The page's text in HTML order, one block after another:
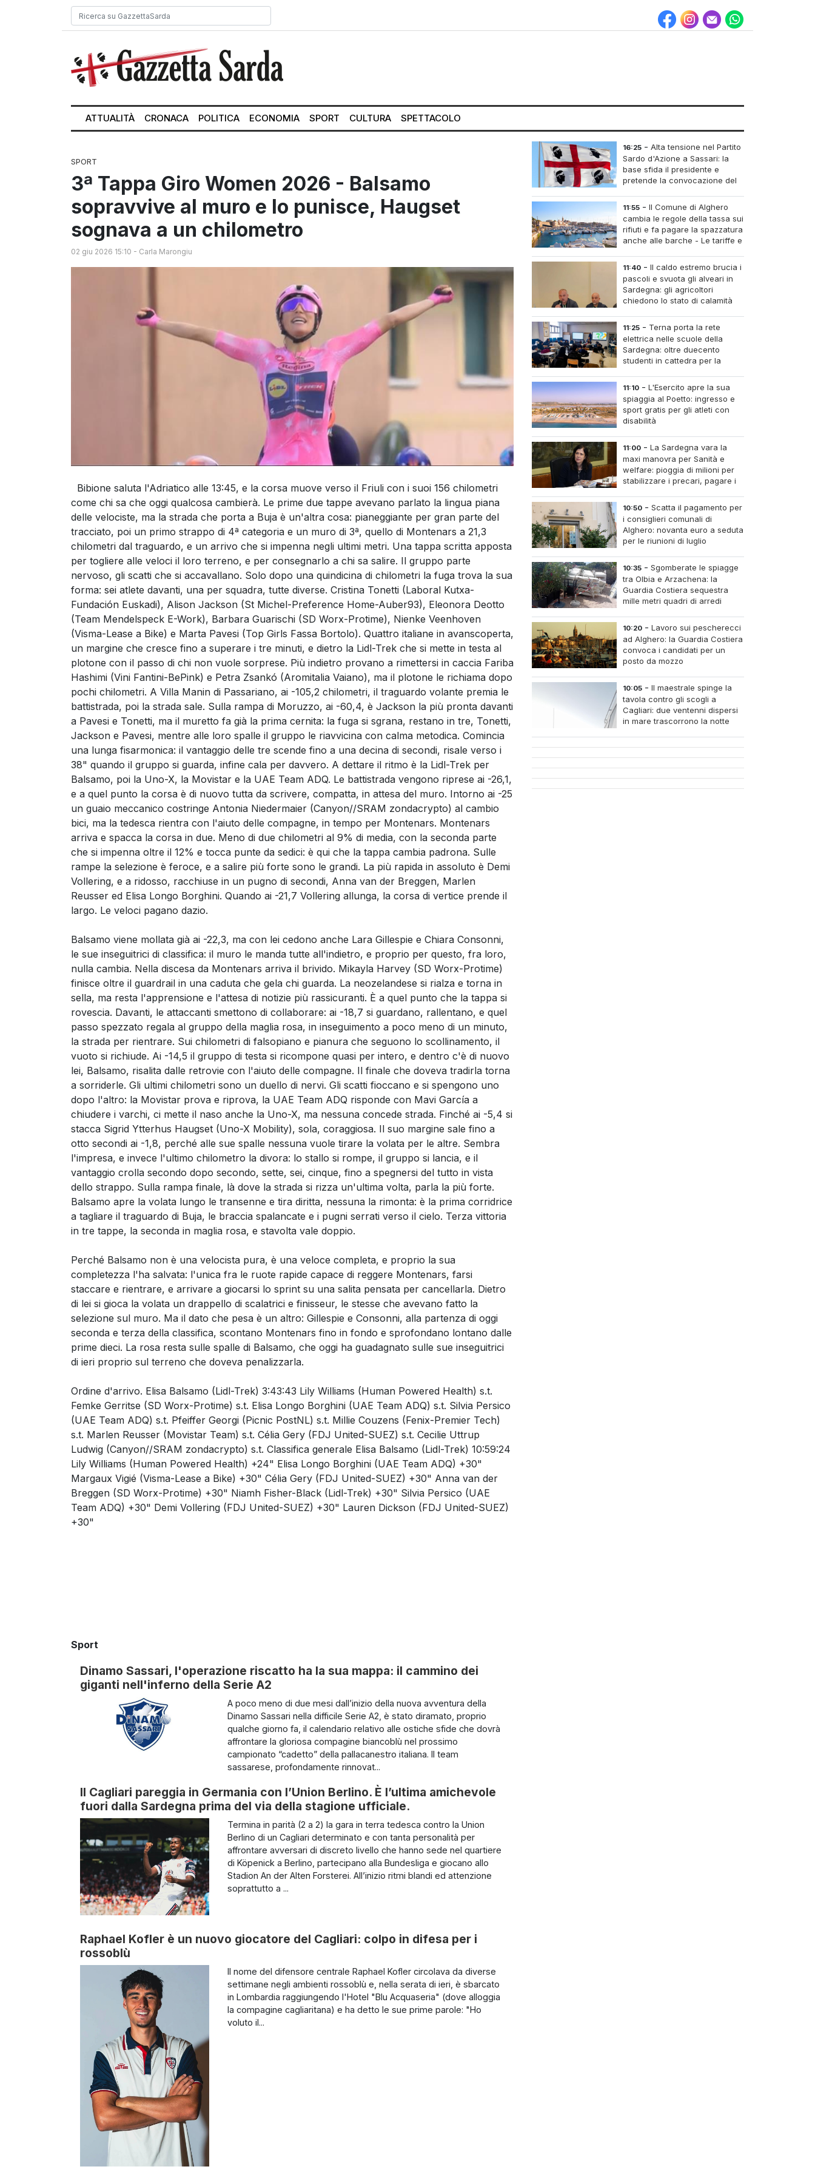
ATTUALITÀ CRONACA POLITICA ECONOMIA SPORT CULTURA SPETTACOLO
SPORT
3ª Tappa Giro Women 2026 - Balsamo
sopravvive al muro e lo punisce, Haugset
sognava a un chilometro
02 giu 2026 15:10 - Carla Marongiu
Bibione saluta l'Adriatico alle 13:45, e la corsa muove verso il Friuli con i suoi 156 chilometri
come chi sa che oggi qualcosa cambierà. Le prime due tappe avevano parlato la lingua piana
delle velociste, ma la strada che porta a Buja è un'altra cosa: pianeggiante per gran parte del
tracciato, poi un primo strappo di 4ª categoria e un muro di 3ª, quello di Montenars a 21,3
chilometri dal traguardo, e un arrivo che si impenna negli ultimi metri. Una tappa scritta apposta
per togliere alle veloci il loro terreno, e per consegnarlo a chi sa salire. Il gruppo parte
nervoso, gli scatti che si accavallano. Solo dopo una quindicina di chilometri la fuga trova la sua
forma: sei atlete davanti, una per squadra, tutte diverse. Cristina Tonetti (Laboral Kutxa-
Fundación Euskadi), Alison Jackson (St Michel-Preference Home-Auber93), Eleonora Deotto
(Team Mendelspeck E-Work), Barbara Guarischi (SD Worx-Protime), Nienke Veenhoven
(Visma-Lease a Bike) e Marta Pavesi (Top Girls Fassa Bortolo). Quattro italiane in avanscoperta,
un margine che cresce fino a superare i tre minuti, e dietro la Lidl-Trek che si mette in testa al
plotone con il passo di chi non vuole sorprese. Più indietro provano a rimettersi in caccia Fariba
Hashimi (Vini Fantini-BePink) e Petra Zsankó (Aromitalia Vaiano), ma il plotone le richiama dopo
pochi chilometri. A Villa Manin di Passariano, ai -105,2 chilometri, il traguardo volante premia le
battistrada, poi la strada sale. Sulla rampa di Moruzzo, ai -60,4, è Jackson la più pronta davanti
a Pavesi e Tonetti, ma il muretto fa già la prima cernita: la fuga si sgrana, restano in tre, Tonetti,
Jackson e Pavesi, mentre alle loro spalle il gruppo le riavvicina con calma metodica. Comincia
una lunga fisarmonica: il vantaggio delle tre scende fino a una decina di secondi, risale verso i
38" quando il gruppo si guarda, infine cala per davvero. A dettare il ritmo è la Lidl-Trek per
Balsamo, poi la Uno-X, la Movistar e la UAE Team ADQ. Le battistrada vengono riprese ai -26,1,
e a quel punto la corsa è di nuovo tutta da scrivere, compatta, in attesa del muro. Intorno ai -25
un guaio meccanico costringe Antonia Niedermaier (Canyon//SRAM zondacrypto) al cambio
bici, ma la tedesca rientra con l'aiuto delle compagne, in tempo per Montenars. Montenars
arriva e spacca la corsa in due. Meno di due chilometri al 9% di media, con la seconda parte
che si impenna oltre il 12% e tocca punte da sedici: è qui che la tappa cambia padrona. Sulle
rampe la selezione è feroce, e a salire più forte sono le grandi. La più rapida in assoluto è Demi
Vollering, e a ridosso, racchiuse in un pugno di secondi, Anna van der Breggen, Marlen
Reusser ed Elisa Longo Borghini. Quando ai -21,7 Vollering allunga, la corsa di vertice prende il
largo. Le veloci pagano dazio.
Balsamo viene mollata già ai -22,3, ma con lei cedono anche Lara Gillespie e Chiara Consonni,
le sue inseguitrici di classifica: il muro le manda tutte all'indietro, e proprio per questo, fra loro,
nulla cambia. Nella discesa da Montenars arriva il brivido. Mikayla Harvey (SD Worx-Protime)
finisce oltre il guardrail in una caduta che gela chi guarda. La neozelandese si rialza e torna in
sella, ma resta l'apprensione e l'attesa di notizie più rassicuranti. È a quel punto che la tappa si
rovescia. Davanti, le attaccanti smettono di collaborare: ai -18,7 si guardano, rallentano, e quel
passo spezzato regala al gruppo della maglia rosa, in inseguimento a poco meno di un minuto,
la strada per rientrare. Sui chilometri di falsopiano e pianura che seguono lo scollinamento, il
vuoto si richiude. Ai -14,5 il gruppo di testa si ricompone quasi per intero, e dentro c'è di nuovo
lei, Balsamo, risalita dalle retrovie con l'aiuto delle compagne. Il finale che doveva tradirla torna
a sorriderle. Gli ultimi chilometri sono un duello di nervi. Gli scatti fioccano e si spengono uno
dopo l'altro: la Movistar prova e riprova, la UAE Team ADQ risponde con Mavi García a
chiudere i varchi, ci mette il naso anche la Uno-X, ma nessuna concede strada. Finché ai -5,4 si
stacca Sigrid Ytterhus Haugset (Uno-X Mobility), sola, coraggiosa. Il suo margine sale fino a
otto secondi ai -1,8, perché alle sue spalle nessuna vuole tirare la volata per le altre. Sembra
l'impresa, e invece l'ultimo chilometro la divora: lo stallo si rompe, il gruppo si lancia, e il
vantaggio crolla secondo dopo secondo, sette, sei, cinque, fino a spegnersi del tutto in vista
dello strappo. Sulla rampa finale, là dove la strada si rizza un'ultima volta, parla la più forte.
Balsamo apre la volata lungo le transenne e tira diritta, nessuna la rimonta: è la prima corridrice
a tagliare il traguardo di Buja, le braccia spalancate e i pugni serrati verso il cielo. Terza vittoria
in tre tappe, la seconda in maglia rosa, e stavolta vale doppio.
Perché Balsamo non è una velocista pura, è una veloce completa, e proprio la sua
completezza l'ha salvata: l'unica fra le ruote rapide capace di reggere Montenars, farsi
staccare e rientrare, e arrivare a giocarsi lo sprint su una salita pensata per cancellarla. Dietro
di lei si gioca la volata un drappello di scalatrici e finisseur, le stesse che avevano fatto la
selezione sul muro. Ma il dato che pesa è un altro: Gillespie e Consonni, alla partenza di oggi
seconda e terza della classifica, scontano Montenars fino in fondo e sprofondano lontano dalle
prime dieci. La rosa resta sulle spalle di Balsamo, che oggi ha guadagnato sulle sue inseguitrici
di ieri proprio sul terreno che doveva penalizzarla.
Ordine d'arrivo. Elisa Balsamo (Lidl-Trek) 3:43:43 Lily Williams (Human Powered Health) s.t.
Femke Gerritse (SD Worx-Protime) s.t. Elisa Longo Borghini (UAE Team ADQ) s.t. Silvia Persico
(UAE Team ADQ) s.t. Pfeiffer Georgi (Picnic PostNL) s.t. Millie Couzens (Fenix-Premier Tech)
s.t. Marlen Reusser (Movistar Team) s.t. Célia Gery (FDJ United-SUEZ) s.t. Cecilie Uttrup
Ludwig (Canyon//SRAM zondacrypto) s.t. Classifica generale Elisa Balsamo (Lidl-Trek) 10:59:24
Lily Williams (Human Powered Health) +24" Elisa Longo Borghini (UAE Team ADQ) +30"
Margaux Vigié (Visma-Lease a Bike) +30" Célia Gery (FDJ United-SUEZ) +30" Anna van der
Breggen (SD Worx-Protime) +30" Niamh Fisher-Black (Lidl-Trek) +30" Silvia Persico (UAE
Team ADQ) +30" Demi Vollering (FDJ United-SUEZ) +30" Lauren Dickson (FDJ United-SUEZ)
+30"
Sport
Dinamo Sassari, l'operazione riscatto ha la sua mappa: il cammino dei
giganti nell'inferno della Serie A2
A poco meno di due mesi dall’inizio della nuova avventura della
Dinamo Sassari nella difficile Serie A2, è stato diramato, proprio
qualche giorno fa, il calendario relativo alle ostiche sfide che dovrà
affrontare la gloriosa compagine biancoblù nel prossimo
campionato “cadetto” della pallacanestro italiana. Il team
sassarese, profondamente rinnovat...
Il Cagliari pareggia in Germania con l’Union Berlino. È l’ultima amichevole
fuori dalla Sardegna prima del via della stagione ufficiale.
Termina in parità (2 a 2) la gara in terra tedesca contro la Union
Berlino di un Cagliari determinato e con tanta personalità per
affrontare avversari di discreto livello che hanno sede nel quartiere
di Köpenick a Berlino, partecipano alla Bundesliga e giocano allo
Stadion An der Alten Forsterei. All’inizio ritmi blandi ed attenzione
soprattutto a ...
Raphael Kofler è un nuovo giocatore del Cagliari: colpo in difesa per i
rossoblù
Il nome del difensore centrale Raphael Kofler circolava da diverse
settimane negli ambienti rossoblù e, nella serata di ieri, è sbarcato
in Lombardia raggiungendo l'Hotel "Blu Acquaseria" (dove alloggia
la compagine cagliaritana) e ha detto le sue prime parole: "Ho
voluto il...
16:25 - Alta tensione nel Partito
Sardo d'Azione a Sassari: la
base sfida il presidente e
pretende la convocazione del
11:55 - Il Comune di Alghero
cambia le regole della tassa sui
rifiuti e fa pagare la spazzatura
anche alle barche - Le tariffe e
11:40 - Il caldo estremo brucia i
pascoli e svuota gli alveari in
Sardegna: gli agricoltori
chiedono lo stato di calamità
11:25 - Terna porta la rete
elettrica nelle scuole della
Sardegna: oltre duecento
studenti in cattedra per la
11:10 - L'Esercito apre la sua
spiaggia al Poetto: ingresso e
sport gratis per gli atleti con
disabilità
11:00 - La Sardegna vara la
maxi manovra per Sanità e
welfare: pioggia di milioni per
stabilizzare i precari, pagare i
assumere infermieri fissi nelle case di riposo.
10:50 - Scatta il pagamento per
i consiglieri comunali di
Alghero: novanta euro a seduta
per le riunioni di luglio
10:35 - Sgomberate le spiagge
tra Olbia e Arzachena: la
Guardia Costiera sequestra
mille metri quadri di arredi
10:20 - Lavoro sui pescherecci
ad Alghero: la Guardia Costiera
convoca i candidati per un
posto da mozzo
10:05 - Il maestrale spinge la
tavola contro gli scogli a
Cagliari: due ventenni dispersi
in mare trascorrono la notte